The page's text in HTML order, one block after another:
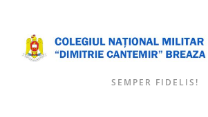
content
SEMPER FIDELIS!